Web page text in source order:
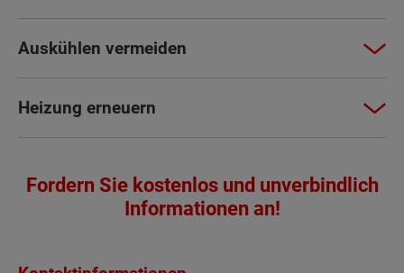
Auskühlen vermeiden
Heizung erneuern
Fordern Sie kostenlos und unverbindlich
Informationen an!